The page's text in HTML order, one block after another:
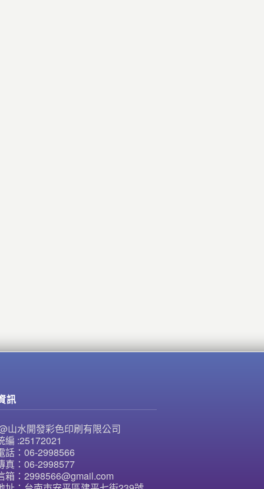
訊
山水開發彩色印刷有限公司
編 :25172021
話：06-2998566
真：06-2998577
箱：2998566@gmail.com